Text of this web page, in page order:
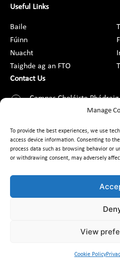
Manage
To provide the best experiences, we use
access device information. Consenting to
process data such as browsing behavior or
or withdrawing consent, may adversely
View
Cookie Policy
Useful Links
Baile
Fúinn
Nuacht
Taighde ag an FTO
Contact Us
Campas Choláiste Phádraig
Droim Conrach, Baile Átha
+353 1 8373789
© 2026 Ionad
Cosaint Sonraí, GDPR & AIE